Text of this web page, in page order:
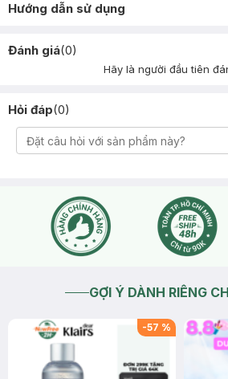
Hướng dẫn sử dụng
Đánh giá(0)
Hãy là người đầu tiên
Hỏi đáp(0)
GỢI Ý DÀNH RIÊNG
-57 %